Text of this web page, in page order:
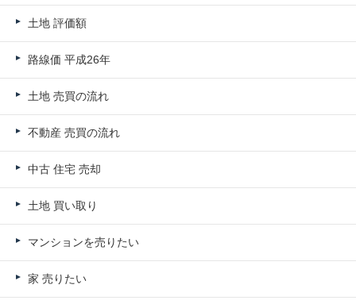
土地 評価額
路線価 平成26年
土地 売買の流れ
不動産 売買の流れ
中古 住宅 売却
土地 買い取り
マンションを売りたい
家 売りたい